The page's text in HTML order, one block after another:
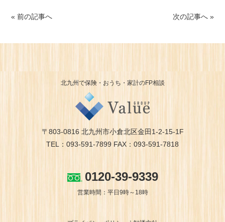
« 前の記事へ 次の記事へ »
北九州で保険・おうち・家計のFP相談
〒803-0816 北九州市小倉北区金田1-2-15-1F
TEL：093-591-7899 FAX：093-591-7818
0120-39-9339
営業時間：平日9時～18時